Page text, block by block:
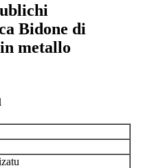
Bidone di
metallo